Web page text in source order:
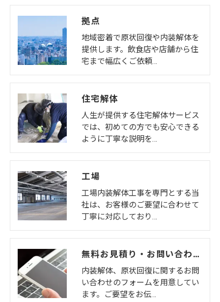
拠点
地域密着で原状回復や内装解体を
提供します。飲食店や店舗から住
宅まで幅広くご依頼…
住宅解体
人生が提供する住宅解体サービス
では、初めての方でも安心できる
ように丁寧な説明を…
工場
工場内装解体工事を専門とする当
社は、お客様のご要望に合わせて
丁寧に対応しており…
無料お見積り・お問い合わせ
内装解体、原状回復に関するお問
い合わせのフォームを用意してい
ます。ご要望をお伝…